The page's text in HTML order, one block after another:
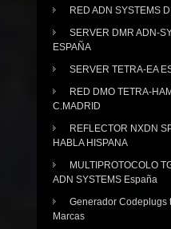
RED ADN SYSTEMS
SERVER DMR ADN-
ESPAÑA
SERVER TETRA-EA
RED DMO TETRA-
C.MADRID
REFLECTOR NXDN
HABLA HISPANA
MULTIPROTOCOLO
ADN SYSTEMS España
Generador Codeplugs
Marcas